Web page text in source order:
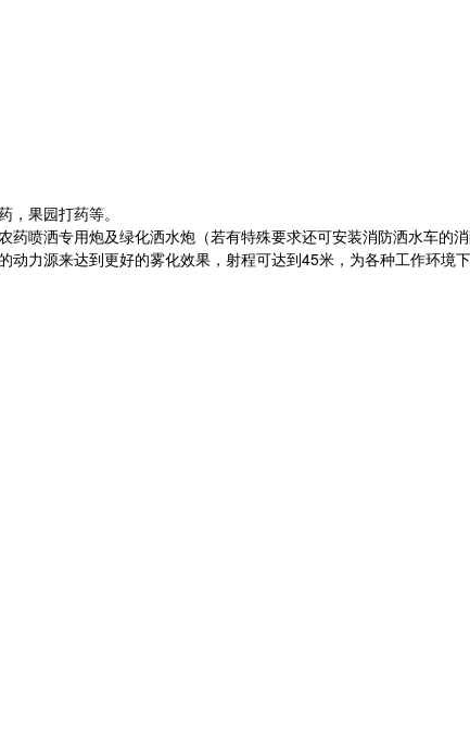
果园打药等。
喷洒专用炮及绿化洒水炮（若有特殊要求还可安装消防洒水车的
力源来达到更好的雾化效果，射程可达到45米，为各种工作环境